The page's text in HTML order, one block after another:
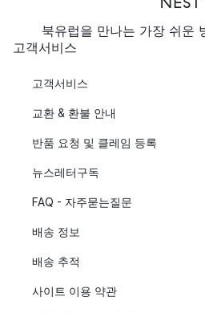
북유럽을 만나는 가장 쉬운
고객서비스
고객서비스
교환 & 환불 안내
반품 요청 및 클레임 등록
뉴스레터구독
FAQ - 자주묻는질문
배송 정보
배송 추적
사이트 이용 약관